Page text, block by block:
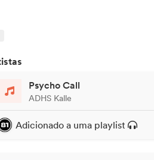
Psycho Call
ADHS Kalle
Adicionado a uma playlist